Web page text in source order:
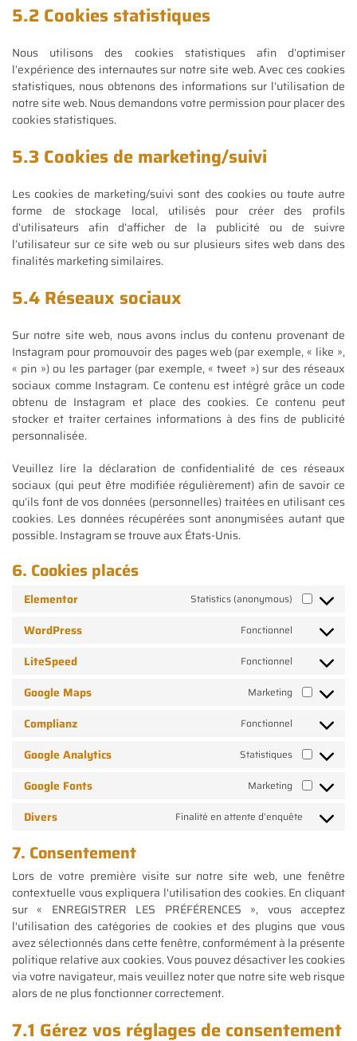
5.2 Cookies statistiques
Nous utilisons des cookies statistiques afin d’optimiser
l’expérience des internautes sur notre site web. Avec ces cookies
statistiques, nous obtenons des informations sur l’utilisation de
notre site web. Nous demandons votre permission pour placer des
cookies statistiques.
5.3 Cookies de marketing/suivi
Les cookies de marketing/suivi sont des cookies ou toute autre
forme de stockage local, utilisés pour créer des profils
d’utilisateurs afin d’afficher de la publicité ou de suivre
l’utilisateur sur ce site web ou sur plusieurs sites web dans des
finalités marketing similaires.
5.4 Réseaux sociaux
Sur notre site web, nous avons inclus du contenu provenant de
Instagram pour promouvoir des pages web (par exemple, « like »,
« pin ») ou les partager (par exemple, « tweet ») sur des réseaux
sociaux comme Instagram. Ce contenu est intégré grâce un code
obtenu de Instagram et place des cookies. Ce contenu peut
stocker et traiter certaines informations à des fins de publicité
personnalisée.
Veuillez lire la déclaration de confidentialité de ces réseaux
sociaux (qui peut être modifiée régulièrement) afin de savoir ce
qu’ils font de vos données (personnelles) traitées en utilisant ces
cookies. Les données récupérées sont anonymisées autant que
possible. Instagram se trouve aux États-Unis.
6. Cookies placés
Elementor Statistics (anonymous)
WordPress Fonctionnel
LiteSpeed Fonctionnel
Google Maps Marketing
Complianz Fonctionnel
Google Analytics Statistiques
Google Fonts Marketing
Divers Finalité en attente d’enquête
7. Consentement
Lors de votre première visite sur notre site web, une fenêtre
contextuelle vous expliquera l'utilisation des cookies. En cliquant
sur « ENREGISTRER LES PRÉFÉRENCES », vous acceptez
l'utilisation des catégories de cookies et des plugins que vous
avez sélectionnés dans cette fenêtre, conformément à la présente
politique relative aux cookies. Vous pouvez désactiver les cookies
via votre navigateur, mais veuillez noter que notre site web risque
alors de ne plus fonctionner correctement.
7.1 Gérez vos réglages de consentement